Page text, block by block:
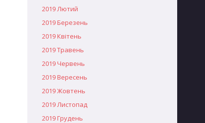
2019 Лютий
2019 Березень
2019 Квітень
2019 Травень
2019 Червень
2019 Вересень
2019 Жовтень
2019 Листопад
2019 Грудень